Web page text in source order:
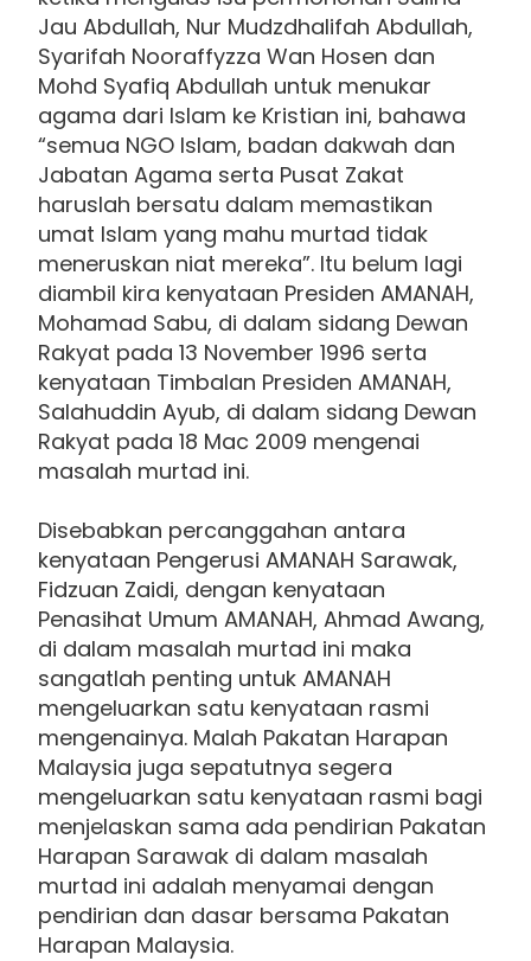
Jau Abdullah, Nur Mudzdhalifah Abdullah,
Syarifah Nooraffyzza Wan Hosen dan
Mohd Syafiq Abdullah untuk menukar
agama dari Islam ke Kristian ini, bahawa
“semua NGO Islam, badan dakwah dan
Jabatan Agama serta Pusat Zakat
haruslah bersatu dalam memastikan
umat Islam yang mahu murtad tidak
meneruskan niat mereka”. Itu belum lagi
diambil kira kenyataan Presiden AMANAH,
Mohamad Sabu, di dalam sidang Dewan
Rakyat pada 13 November 1996 serta
kenyataan Timbalan Presiden AMANAH,
Salahuddin Ayub, di dalam sidang Dewan
Rakyat pada 18 Mac 2009 mengenai
masalah murtad ini.
Disebabkan percanggahan antara
kenyataan Pengerusi AMANAH Sarawak,
Fidzuan Zaidi, dengan kenyataan
Penasihat Umum AMANAH, Ahmad Awang,
di dalam masalah murtad ini maka
sangatlah penting untuk AMANAH
mengeluarkan satu kenyataan rasmi
mengenainya. Malah Pakatan Harapan
Malaysia juga sepatutnya segera
mengeluarkan satu kenyataan rasmi bagi
menjelaskan sama ada pendirian Pakatan
Harapan Sarawak di dalam masalah
murtad ini adalah menyamai dengan
pendirian dan dasar bersama Pakatan
Harapan Malaysia.